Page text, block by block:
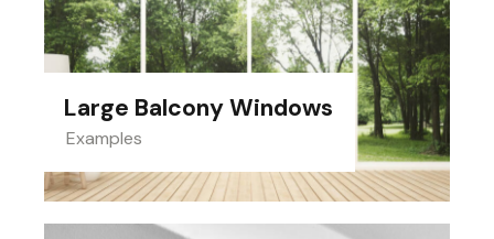
Large Balcony Windows
Examples